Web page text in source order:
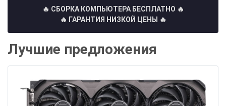
🔥 СБОРКА КОМПЬЮТЕРА БЕСПЛАТНО 🔥
🔥 ГАРАНТИЯ НИЗКОЙ ЦЕНЫ 🔥
Лучшие предложения